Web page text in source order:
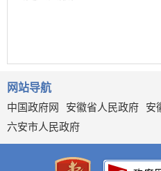
网站导航
中国政府网
安徽省人民政府
安
六安市人民政府